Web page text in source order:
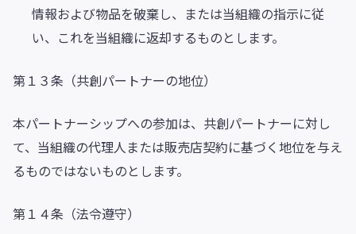
情報および物品を破棄し、または当組織の指示に従
い、これを当組織に返却するものとします。
第１３条（共創パートナーの地位）
本パートナーシップへの参加は、共創パートナーに対し
て、当組織の代理人または販売店契約に基づく地位を与え
るものではないものとします。
第１４条（法令遵守）